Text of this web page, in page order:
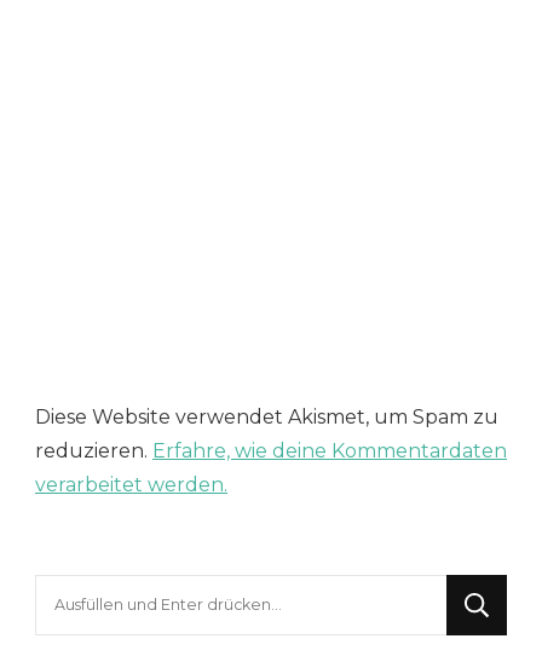
Diese Website verwendet Akismet, um Spam zu
reduzieren. Erfahre, wie deine Kommentardaten
verarbeitet werden.